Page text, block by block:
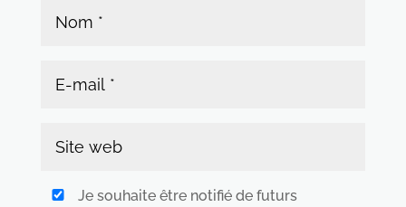
Je souhaite être notifié de futurs